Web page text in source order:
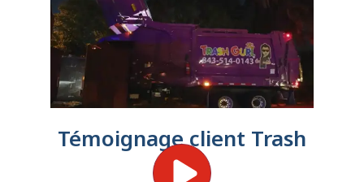
Témoignage client Trash
Gurl